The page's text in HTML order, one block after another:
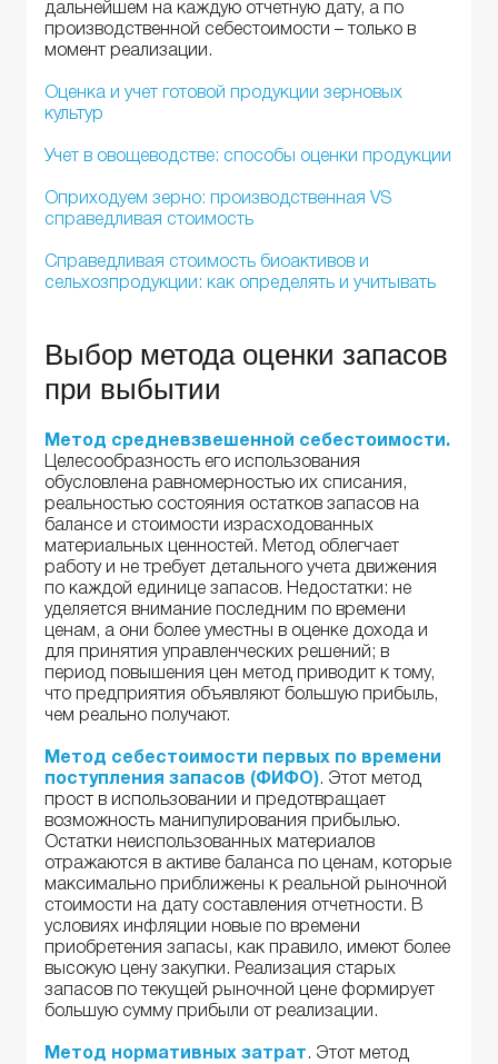
дальнейшем на каждую отчетную дату, а по
производственной себестоимости – только в
момент реализации.
Оценка и учет готовой продукции зерновых
культур
Учет в овощеводстве: способы оценки продукции
Оприходуем зерно: производственная VS
справедливая стоимость
Справедливая стоимость биоактивов и
сельхозпродукции: как определять и учитывать
Выбор метода оценки запасов
при выбытии
Метод средневзвешенной себестоимости.
Целесообразность его использования
обусловлена ​​равномерностью их списания,
реальностью состояния остатков запасов на
балансе и стоимости израсходованных
материальных ценностей. Метод облегчает
работу и не требует детального учета движения
по каждой единице запасов. Недостатки: не
уделяется внимание последним по времени
ценам, а они более уместны в оценке дохода и
для принятия управленческих решений; в
период повышения цен метод приводит к тому,
что предприятия объявляют большую прибыль,
чем реально получают.
Метод себестоимости первых по времени
поступления запасов (ФИФО). Этот метод
прост в использовании и предотвращает
возможность манипулирования прибылью.
Остатки неиспользованных материалов
отражаются в активе баланса по ценам, которые
максимально приближены к реальной рыночной
стоимости на дату составления отчетности. В
условиях инфляции новые по времени
приобретения запасы, как правило, имеют более
высокую цену закупки. Реализация старых
запасов по текущей рыночной цене формирует
большую сумму прибыли от реализации.
Метод нормативных затрат . Этот метод